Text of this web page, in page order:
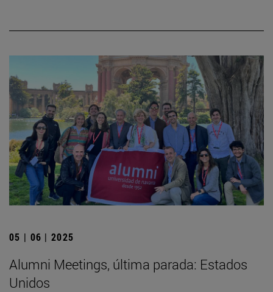
05 | 06 | 2025
Alumni Meetings, última parada: Estados
Unidos